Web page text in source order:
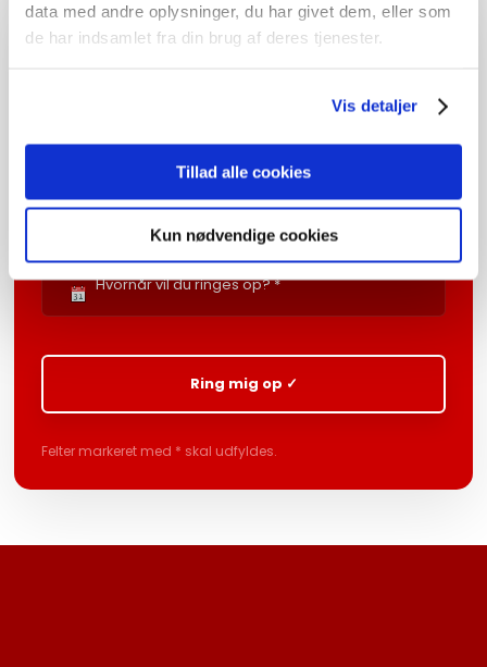
data med andre oplysninger, du har givet dem, eller som
de har indsamlet fra din brug af deres tjenester.
Vis detaljer
Tillad alle cookies
Kun nødvendige cookies
Vil du ringes op?
Felter markeret med * skal udfyldes.​